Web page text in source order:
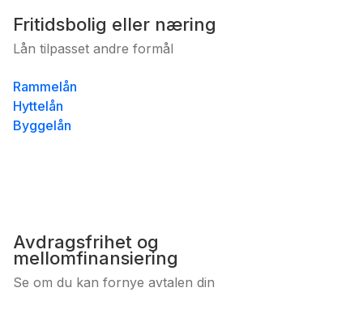
Fritidsbolig eller næring
Lån tilpasset andre formål
Rammelån
Hyttelån
Byggelån
Avdragsfrihet og
mellomfinansiering
Se om du kan fornye avtalen din